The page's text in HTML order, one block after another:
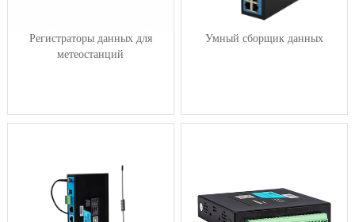
Регистраторы данных для
метеостанций
Умный сборщик данных